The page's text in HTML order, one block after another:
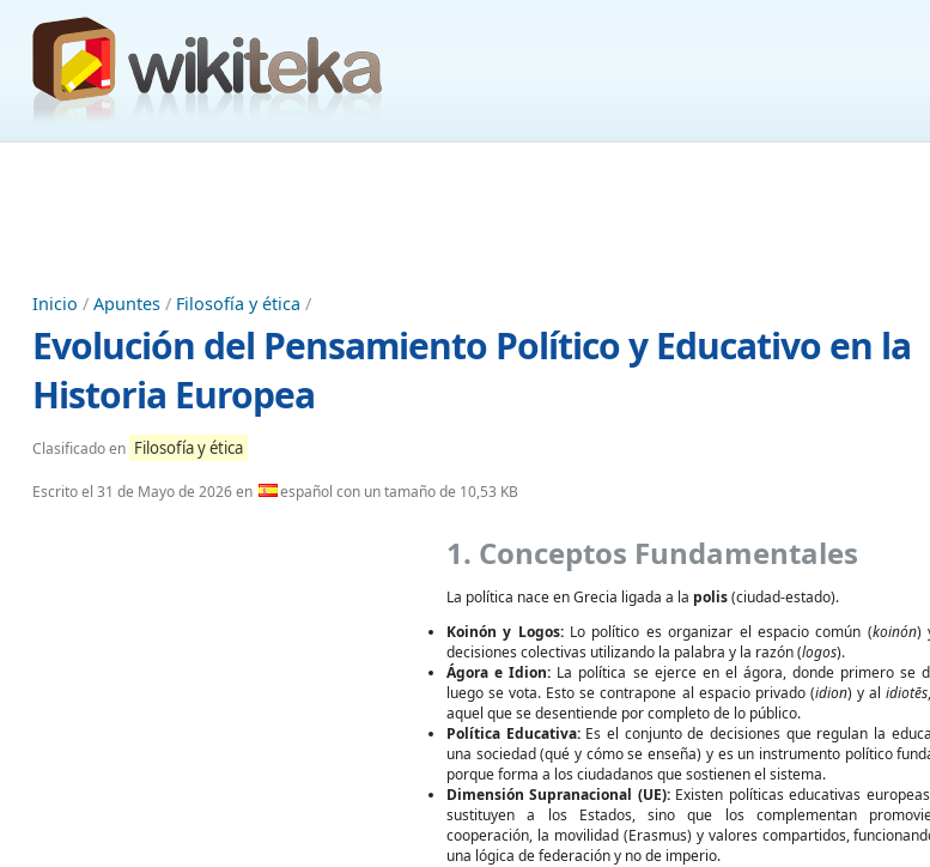
Inicio / Apuntes / Filosofía y ética /
Evolución del Pensamiento Político y Educativo en la
Historia Europea
Clasificado en Filosofía y ética
Escrito el 31 de Mayo de 2026en español con un tamaño de 10,53 KB
1. Conceptos Fundamentales
La política nace en Grecia ligada a la polis(ciudad-estado).
Koinón y Logos:Lo político es organizar el espacio común (koinón)
decisiones colectivas utilizando la palabra y la razón (logos).
Ágora e Idion: La política se ejerce en el ágora, donde primero se
luego se vota. Esto se contrapone al espacio privado (idion) y alidiotēs
aquel que se desentiende por completo de lo público.
Política Educativa:Es el conjunto de decisiones que regulan la
una sociedad (qué y cómo se enseña) y es un instrumento político
porque forma a los ciudadanos que sostienen el sistema.
Dimensión Supranacional (UE):Existen políticas educativas
sustituyen a los Estados, sino que los complementan
cooperación, la movilidad (Erasmus) y valores compartidos,
una lógica de federación y no de imperio.